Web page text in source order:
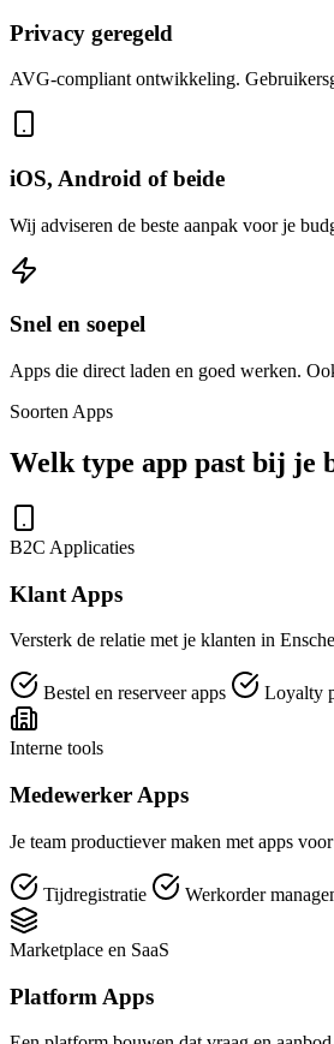
Privacy geregeld
AVG-compliant ontwikkeling.
iOS, Android of beide
Wij adviseren de beste aanpak voor je
Snel en soepel
Apps die direct laden en goed werken.
Soorten Apps
Welk type app past bij je
B2C Applicaties
Klant Apps
Versterk de relatie met je klanten in
Bestel en reserveer apps Loyalty
Interne tools
Medewerker Apps
Je team productiever maken met apps
Tijdregistratie Werkorder
Marketplace en SaaS
Platform Apps